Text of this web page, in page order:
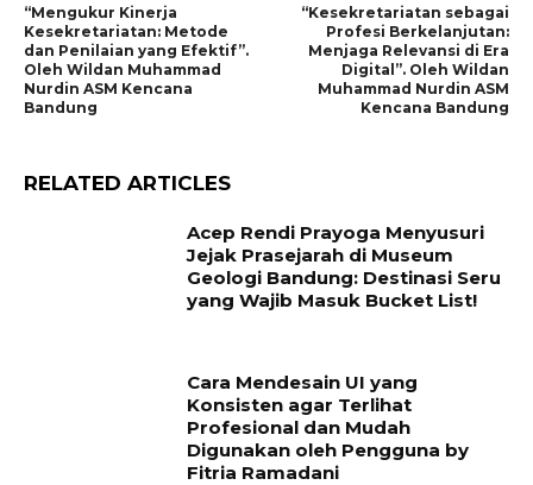
“Mengukur Kinerja
Kesekretariatan: Metode
dan Penilaian yang Efektif”.
Oleh Wildan Muhammad
Nurdin ASM Kencana
Bandung
“Kesekretariatan sebagai
Profesi Berkelanjutan:
Menjaga Relevansi di Era
Digital”. Oleh Wildan
Muhammad Nurdin ASM
Kencana Bandung
RELATED ARTICLES
Acep Rendi Prayoga Menyusuri
Jejak Prasejarah di Museum
Geologi Bandung: Destinasi Seru
yang Wajib Masuk Bucket List!
Cara Mendesain UI yang
Konsisten agar Terlihat
Profesional dan Mudah
Digunakan oleh Pengguna by
Fitria Ramadani